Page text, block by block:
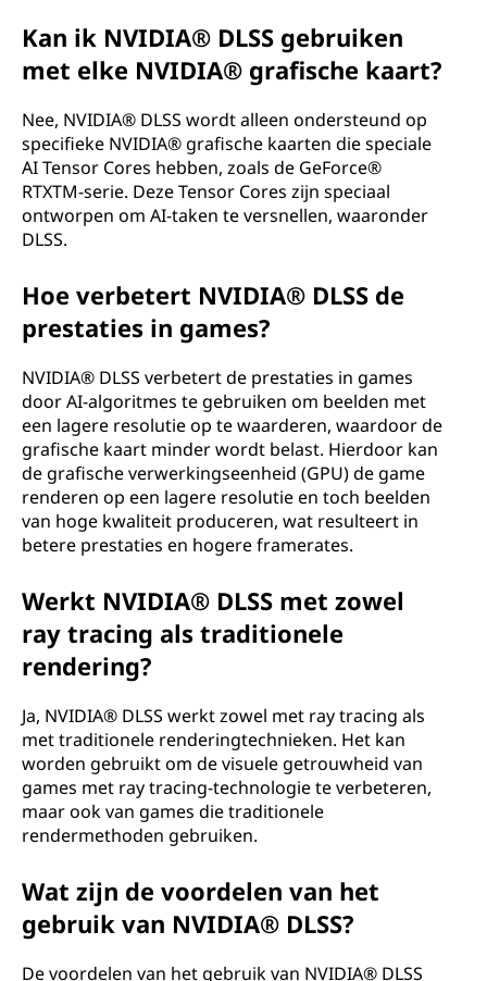
Kan ik NVIDIA® DLSS gebruiken
met elke NVIDIA® grafische kaart?
Nee, NVIDIA® DLSS wordt alleen ondersteund op
specifieke NVIDIA® grafische kaarten die speciale
AI Tensor Cores hebben, zoals de GeForce®
RTXTM-serie. Deze Tensor Cores zijn speciaal
ontworpen om AI-taken te versnellen, waaronder
DLSS.
Hoe verbetert NVIDIA® DLSS de
prestaties in games?
NVIDIA® DLSS verbetert de prestaties in games
door AI-algoritmes te gebruiken om beelden met
een lagere resolutie op te waarderen, waardoor de
grafische kaart minder wordt belast. Hierdoor kan
de grafische verwerkingseenheid (GPU) de game
renderen op een lagere resolutie en toch beelden
van hoge kwaliteit produceren, wat resulteert in
betere prestaties en hogere framerates.
Werkt NVIDIA® DLSS met zowel
ray tracing als traditionele
rendering?
Ja, NVIDIA® DLSS werkt zowel met ray tracing als
met traditionele renderingtechnieken. Het kan
worden gebruikt om de visuele getrouwheid van
games met ray tracing-technologie te verbeteren,
maar ook van games die traditionele
rendermethoden gebruiken.
Wat zijn de voordelen van het
gebruik van NVIDIA® DLSS?
De voordelen van het gebruik van NVIDIA® DLSS